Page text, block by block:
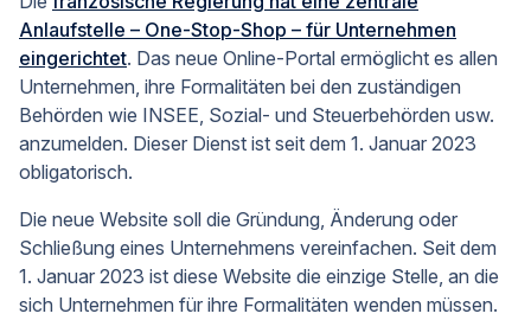
Anlaufstelle – One-Stop-Shop – für Unternehmen
eingerichtet. Das neue Online-Portal ermöglicht es allen
Unternehmen, ihre Formalitäten bei den zuständigen
Behörden wie INSEE, Sozial- und Steuerbehörden usw.
anzumelden. Dieser Dienst ist seit dem 1. Januar 2023
obligatorisch.
Die neue Website soll die Gründung, Änderung oder
Schließung eines Unternehmens vereinfachen. Seit dem
1. Januar 2023 ist diese Website die einzige Stelle, an die
sich Unternehmen für ihre Formalitäten wenden müssen.